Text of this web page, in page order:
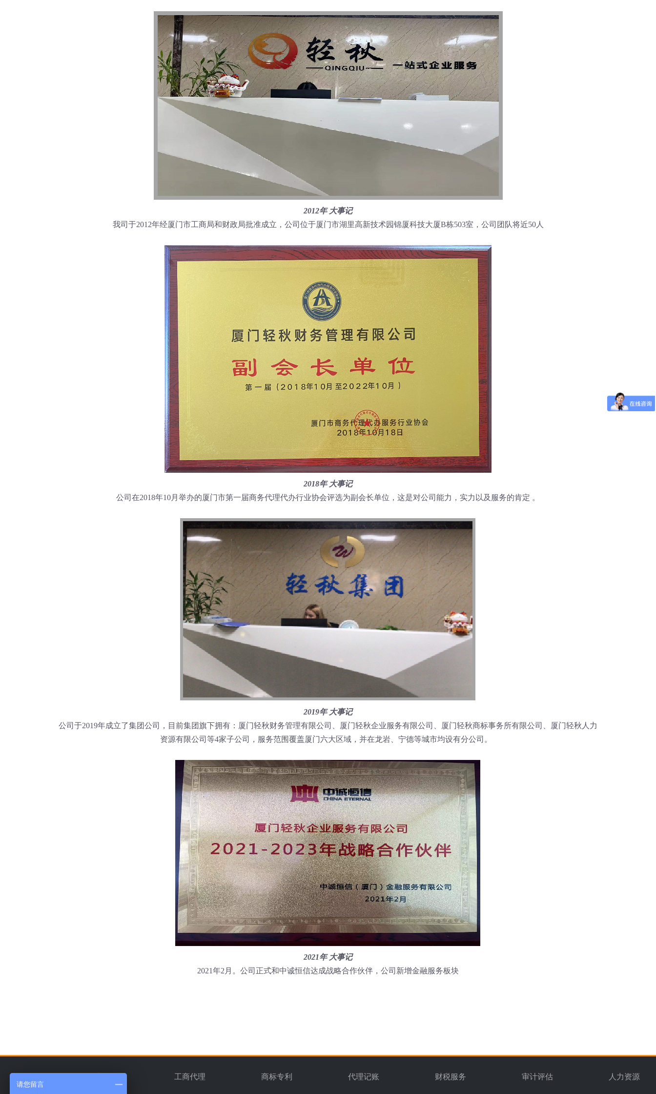
2012年 大事记
我司于2012年经厦门市工商局和财政局批准成立，公司位于厦门市湖里高新技术园锦厦科技大厦B栋503室，公司团队将近50人
2018年 大事记
公司在2018年10月举办的厦门市第一届商务代理代办行业协会评选为副会长单位，这是对公司能力，实力以及服务的肯定 。
2019年 大事记
公司于2019年成立了集团公司，目前集团旗下拥有：厦门轻秋财务管理有限公司、厦门轻秋企业服务有限公司、厦门轻秋商标事务所有限公司、厦门轻秋人力
资源有限公司等4家子公司，服务范围覆盖厦门六大区域，并在龙岩、宁德等城市均设有分公司。
2021年 大事记
2021年2月。公司正式和中诚恒信达成战略合作伙伴，公司新增金融服务板块
工商代理 商标专利 代理记账 财税服务 审计评估 人力资源
请您留言